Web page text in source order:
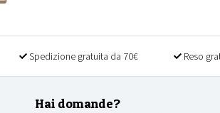
Spedizione gratuita da 70€ Reso
Hai domande?